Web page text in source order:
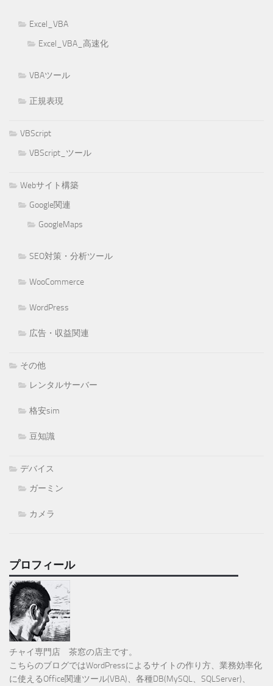
Excel_VBA
Excel_VBA_高速化
VBAツール
正規表現
VBScript
VBScript_ツール
Webサイト構築
Google関連
GoogleMaps
SEO対策・分析ツール
WooCommerce
WordPress
広告・収益関連
その他
レンタルサーバー
格安sim
豆知識
デバイス
ガーミン
カメラ
プロフィール
チャイ専門店 茶窓の店主です。
こちらのブログではWordPressによるサイトの作り方、業務効率化
に使えるOffice関連ツール(VBA)、各種DB(MySQL、SQLServer)、